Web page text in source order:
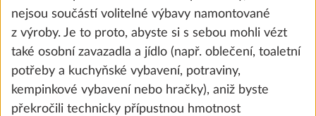
Přidat
nejsou součástí volitelné výbavy namontované
z výroby. Je to proto, abyste si s sebou mohli vézt
také osobní zavazadla a jídlo (např. oblečení, toaletní
potřeby a kuchyňské vybavení, potraviny,
kempinkové vybavení nebo hračky), aniž byste
překročili technicky přípustnou hmotnost